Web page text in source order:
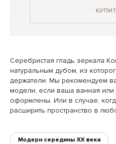
Серебристая гладь зеркала
натуральным дубом, из
держатели. Мы рекомендуем
модели, если ваша ванная
оформлены. Или в случае,
расширить пространство в
Модерн середины XX века